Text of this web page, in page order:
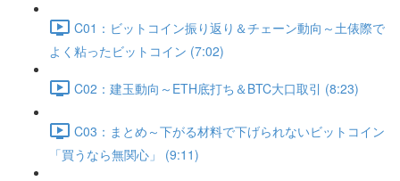
C01：ビットコイン振り返り＆チェーン動向～土俵際で
よく粘ったビットコイン (7:02)
C02：建玉動向～ETH底打ち＆BTC大口取引 (8:23)
C03：まとめ～下がる材料で下げられないビットコイン
「買うなら無関心」 (9:11)